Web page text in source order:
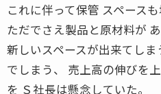
これに伴って保管 スペースも
ただでさえ製品と原材料が
新しいスペースが出来てし
でしまう、 売上高の伸びを
を Ｓ社長は懸念していた。